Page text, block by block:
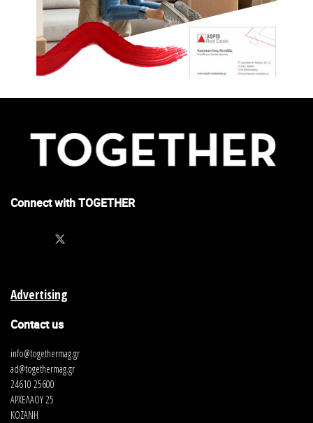
Connect with TOGETHER
Advertising
Contact us
info@togethermag.gr
ad@togethermag.gr
24610 25600
ΑΡΧΕΛΑΟΥ 25
ΚΟΖΑΝΗ